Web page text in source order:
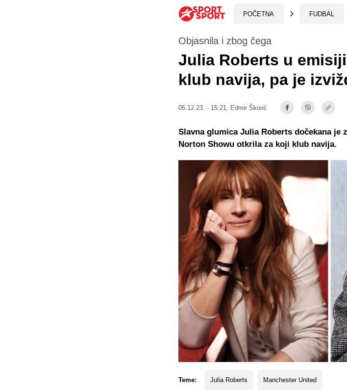
POČETNA FUDBAL
Objasnila i zbog čega
Julia Roberts u
klub navija, pa je
05.12.23. - 15:21, Edmir Škorić
Teme: Julia Roberts Manchester United
Slavna glumica Julia Roberts dočekana je
Norton Showu otkrila za koji klub navija.